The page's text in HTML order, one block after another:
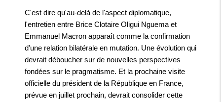
C'est dire qu'au-delà de l'aspect diplomatique,
l'entretien entre Brice Clotaire Oligui Nguema et
Emmanuel Macron apparaît comme la confirmation
d'une relation bilatérale en mutation. Une évolution qui
devrait déboucher sur de nouvelles perspectives
fondées sur le pragmatisme. Et la prochaine visite
officielle du président de la République en France,
prévue en juillet prochain, devrait consolider cette